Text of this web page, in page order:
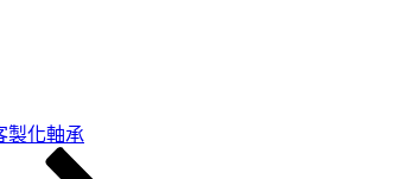
製化軸承